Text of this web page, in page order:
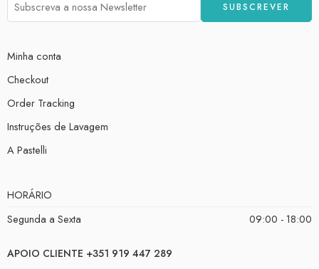
Minha conta
Checkout
Order Tracking
Instruções de Lavagem
A Pastelli
HORÁRIO
Segunda a Sexta
09:00 - 18:00
APOIO CLIENTE +351 919 447 289